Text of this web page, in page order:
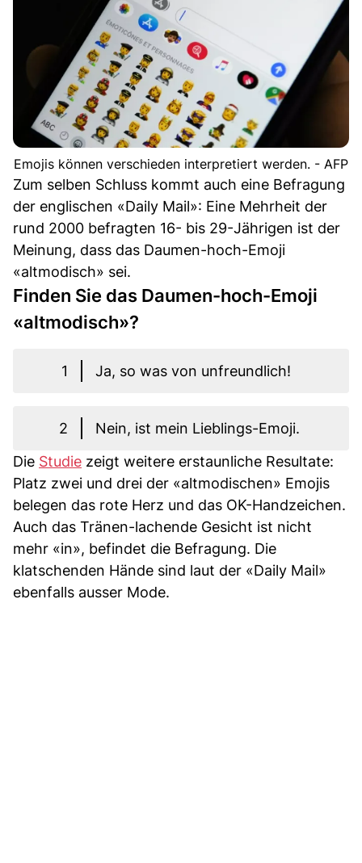
Emojis können verschieden interpretiert werden. - AFP
Zum selben Schluss kommt auch eine Befragung
der englischen «Daily Mail»: Eine Mehrheit der
rund 2000 befragten 16- bis 29-Jährigen ist der
Meinung, dass das Daumen-hoch-Emoji
«altmodisch» sei.
Finden Sie das Daumen-hoch-Emoji
«altmodisch»?
1 Ja, so was von unfreundlich!
2
Nein, ist mein Lieblings-Emoji.
Die Studie zeigt weitere erstaunliche Resultate:
Platz zwei und drei der «altmodischen» Emojis
belegen das rote Herz und das OK-Handzeichen.
Auch das Tränen-lachende Gesicht ist nicht
mehr «in», befindet die Befragung. Die
klatschenden Hände sind laut der «Daily Mail»
ebenfalls ausser Mode.